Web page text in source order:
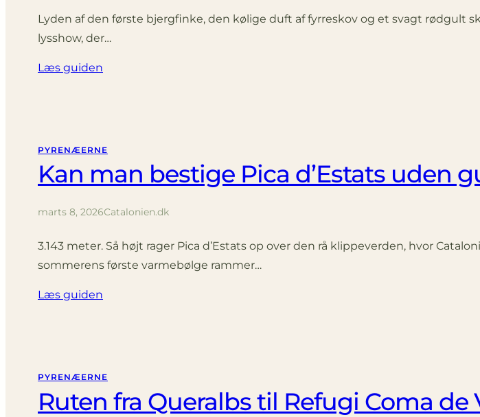
Lyden af den første bjergfinke, den kølige duft af fyrreskov og et svagt rød­gult
lysshow, der…
Læs guiden
PYRENÆERNE
Kan man bestige Pica d’Estats uden
marts 8, 2026Catalonien.dk
3.143 meter. Så højt rager Pica d’Estats op over den rå klippeverden, hvor
sommerens første varmebølge rammer…
Læs guiden
PYRENÆERNE
Ruten fra Queralbs til Refugi Coma de